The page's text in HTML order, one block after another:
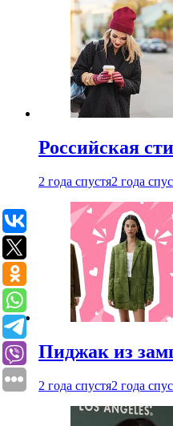
Российская
2 года спустя2 года
Пиджак из
2 года спустя2 года